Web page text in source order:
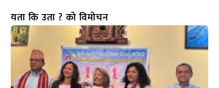
यता कि उता ? को विमोचन